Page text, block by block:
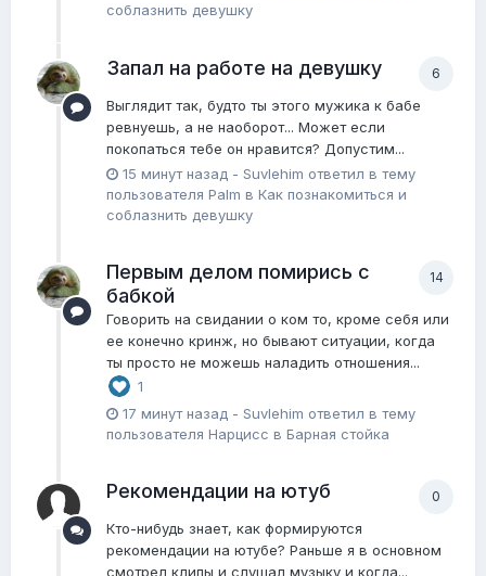
соблазнить девушку
6
Запал на работе на девушку
Выглядит так, будто ты этого мужика к бабе
ревнуешь, а не наоборот... Может если
покопаться тебе он нравится? Допустим...
15 минут назад - Suvlehim ответил в тему
пользователя Palm в Как познакомиться и
соблазнить девушку
14
Первым делом помирись с
бабкой
Говорить на свидании о ком то, кроме себя или
ее конечно кринж, но бывают ситуации, когда
ты просто не можешь наладить отношения...
1
17 минут назад - Suvlehim ответил в тему
пользователя Нарцисс в Барная стойка
0
Рекомендации на ютуб
Кто-нибудь знает, как формируются
рекомендации на ютубе? Раньше я в основном
смотрел клипы и слушал музыку и когда...